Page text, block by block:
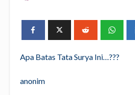
Apa Batas Tata Surya Ini…???
anonim